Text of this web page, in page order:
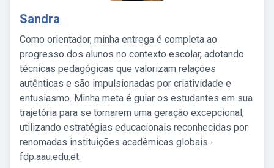
Sandra
Como orientador, minha entrega é completa ao
progresso dos alunos no contexto escolar, adotando
técnicas pedagógicas que valorizam relações
autênticas e são impulsionadas por criatividade e
entusiasmo. Minha meta é guiar os estudantes em sua
trajetória para se tornarem uma geração excepcional,
utilizando estratégias educacionais reconhecidas por
renomadas instituições acadêmicas globais -
fdp.aau.edu.et.